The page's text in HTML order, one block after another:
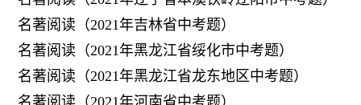
名著阅读（2021年吉林省中考题）
名著阅读（2021年黑龙江省绥化市中考题）
名著阅读（2021年黑龙江省龙东地区中考题）
名著阅读（2021年河南省中考题）